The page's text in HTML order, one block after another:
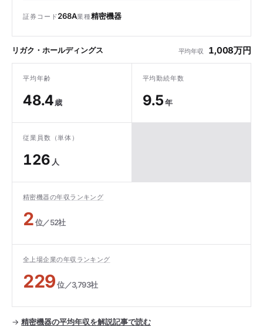
証券コード268A業種精密機器
リガク・ホールディングス 平均年収 1,008万円
平均年齢
48.4歳
平均勤続年数
9.5年
従業員数（単体）
126 人
精密機器の年収ランキング
2位／52社
全上場企業の年収ランキング
229位／3,793社
→ 精密機器の平均年収を解説記事で読む